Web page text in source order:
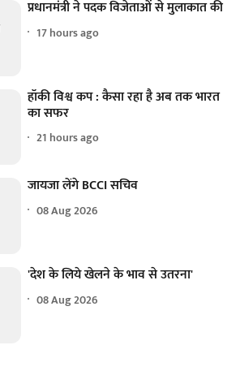
प्रधानमंत्री ने पदक विजेताओं से मुलाकात की
17 hours ago
हॉकी विश्व कप : कैसा रहा है अब तक भारत
का सफर
21 hours ago
जायजा लेंगे BCCI सचिव
08 Aug 2026
'देश के लिये खेलने के भाव से उतरना'
08 Aug 2026